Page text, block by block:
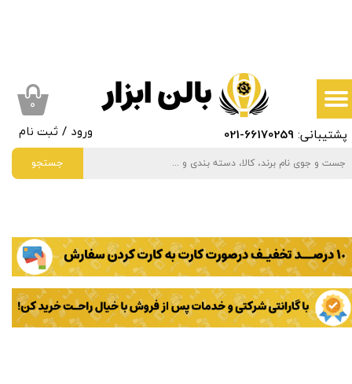
جستجو
پشتیبانی:66170259
-021 ورود / ثبت نام
سفارشات
خروج از حساب کاربری
۰